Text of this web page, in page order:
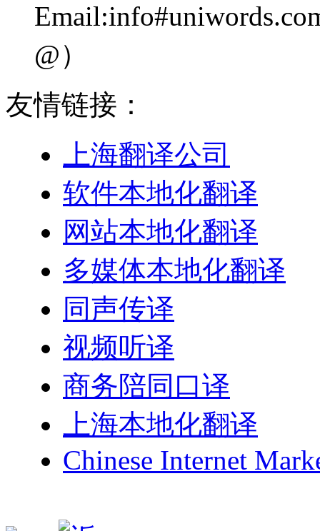
@）
友情链接：
上海翻译公司
软件本地化翻译
网站本地化翻译
多媒体本地化翻译
同声传译
视频听译
商务陪同口译
上海本地化翻译
Chinese Internet